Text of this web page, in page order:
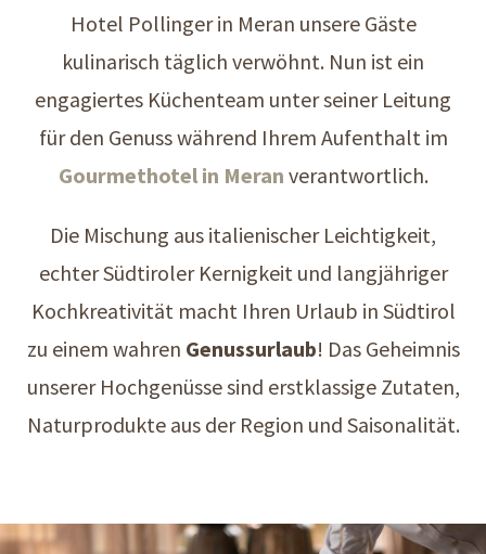
Hotel Pollinger in Meran unsere Gäste
kulinarisch täglich verwöhnt. Nun ist ein
engagiertes Küchenteam unter seiner Leitung
für den Genuss während Ihrem Aufenthalt im
Gourmethotel in Meran verantwortlich.
Die Mischung aus italienischer Leichtigkeit,
echter Südtiroler Kernigkeit und langjähriger
Kochkreativität macht Ihren Urlaub in Südtirol
zu einem wahren Genussurlaub! Das Geheimnis
unserer Hochgenüsse sind erstklassige Zutaten,
Naturprodukte aus der Region und Saisonalität.